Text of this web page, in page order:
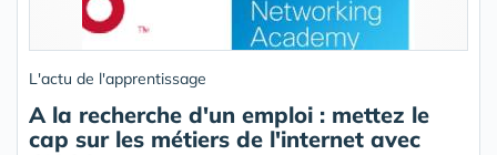
L'actu de l'apprentissage
A la recherche d'un emploi : mettez le
cap sur les métiers de l'internet avec